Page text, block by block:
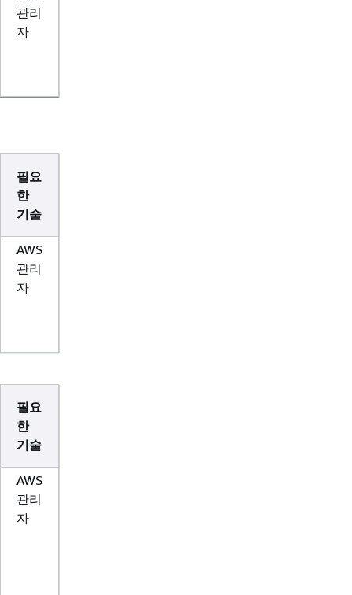
관리
자
필요
한
기술
AWS
관리
자
필요
한
기술
AWS
관리
자